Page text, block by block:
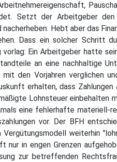
Setzt der Arbeitgeber
Hebt aber das
Dass ein solcher Schritt
vorlag: Ein Arbeitgeber hatte
an eine nachhaltige
den Vorjahren verglichen
erhalten, dass
Lohnsteuer einbehalten
eine fehlerhafte materiell-
vor. Der BFH
weiterhin
nur in engen Grenzen
zur betreffenden